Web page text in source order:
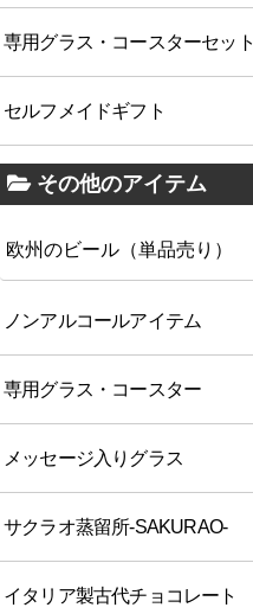
専用グラス・コースターセット
セルフメイドギフト
その他のアイテム
欧州のビール（単品売り）
ノンアルコールアイテム
専用グラス・コースター
メッセージ入りグラス
サクラオ蒸留所-SAKURAO-
イタリア製古代チョコレート